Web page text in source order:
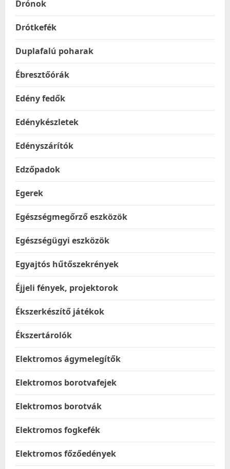
Drónok
Drótkefék
Duplafalú poharak
Ébresztőórák
Edény fedők
Edénykészletek
Edényszárítók
Edzőpadok
Egerek
Egészségmegőrző eszközök
Egészségügyi eszközök
Egyajtós hűtőszekrények
Éjjeli fények, projektorok
Ékszerkészítő játékok
Ékszertárolók
Elektromos ágymelegítők
Elektromos borotvafejek
Elektromos borotvák
Elektromos fogkefék
Elektromos főzőedények